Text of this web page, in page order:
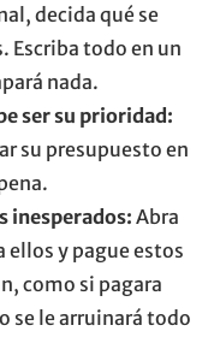
decida qué se
Escriba todo en un
nada.
ser su prioridad:
su presupuesto en
inesperados:Abra
ellos y pague estos
como si pagara
se le arruinará todo